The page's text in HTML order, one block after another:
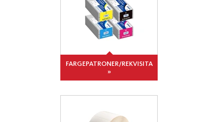
FARGEPATRONER/REKVISITA
»